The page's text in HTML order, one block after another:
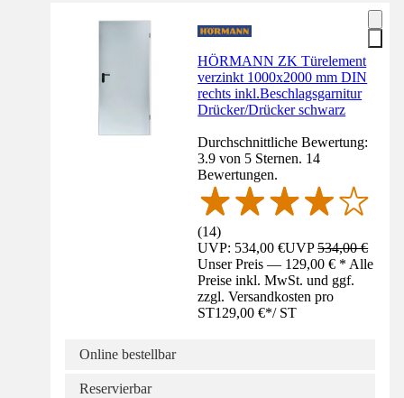
HÖRMANN ZK Türelement
verzinkt 1000x2000 mm DIN
rechts inkl.Beschlagsgarnitur
Drücker/Drücker schwarz
Durchschnittliche Bewertung:
3.9 von 5 Sternen. 14
Bewertungen.
(14)
UVP: 534,00 €UVP534,00 €
Unser Preis — 129,00 € * Alle
Preise inkl. MwSt. und ggf.
zzgl. Versandkosten pro
ST129,00 €*/ ST
Online bestellbar
Reservierbar